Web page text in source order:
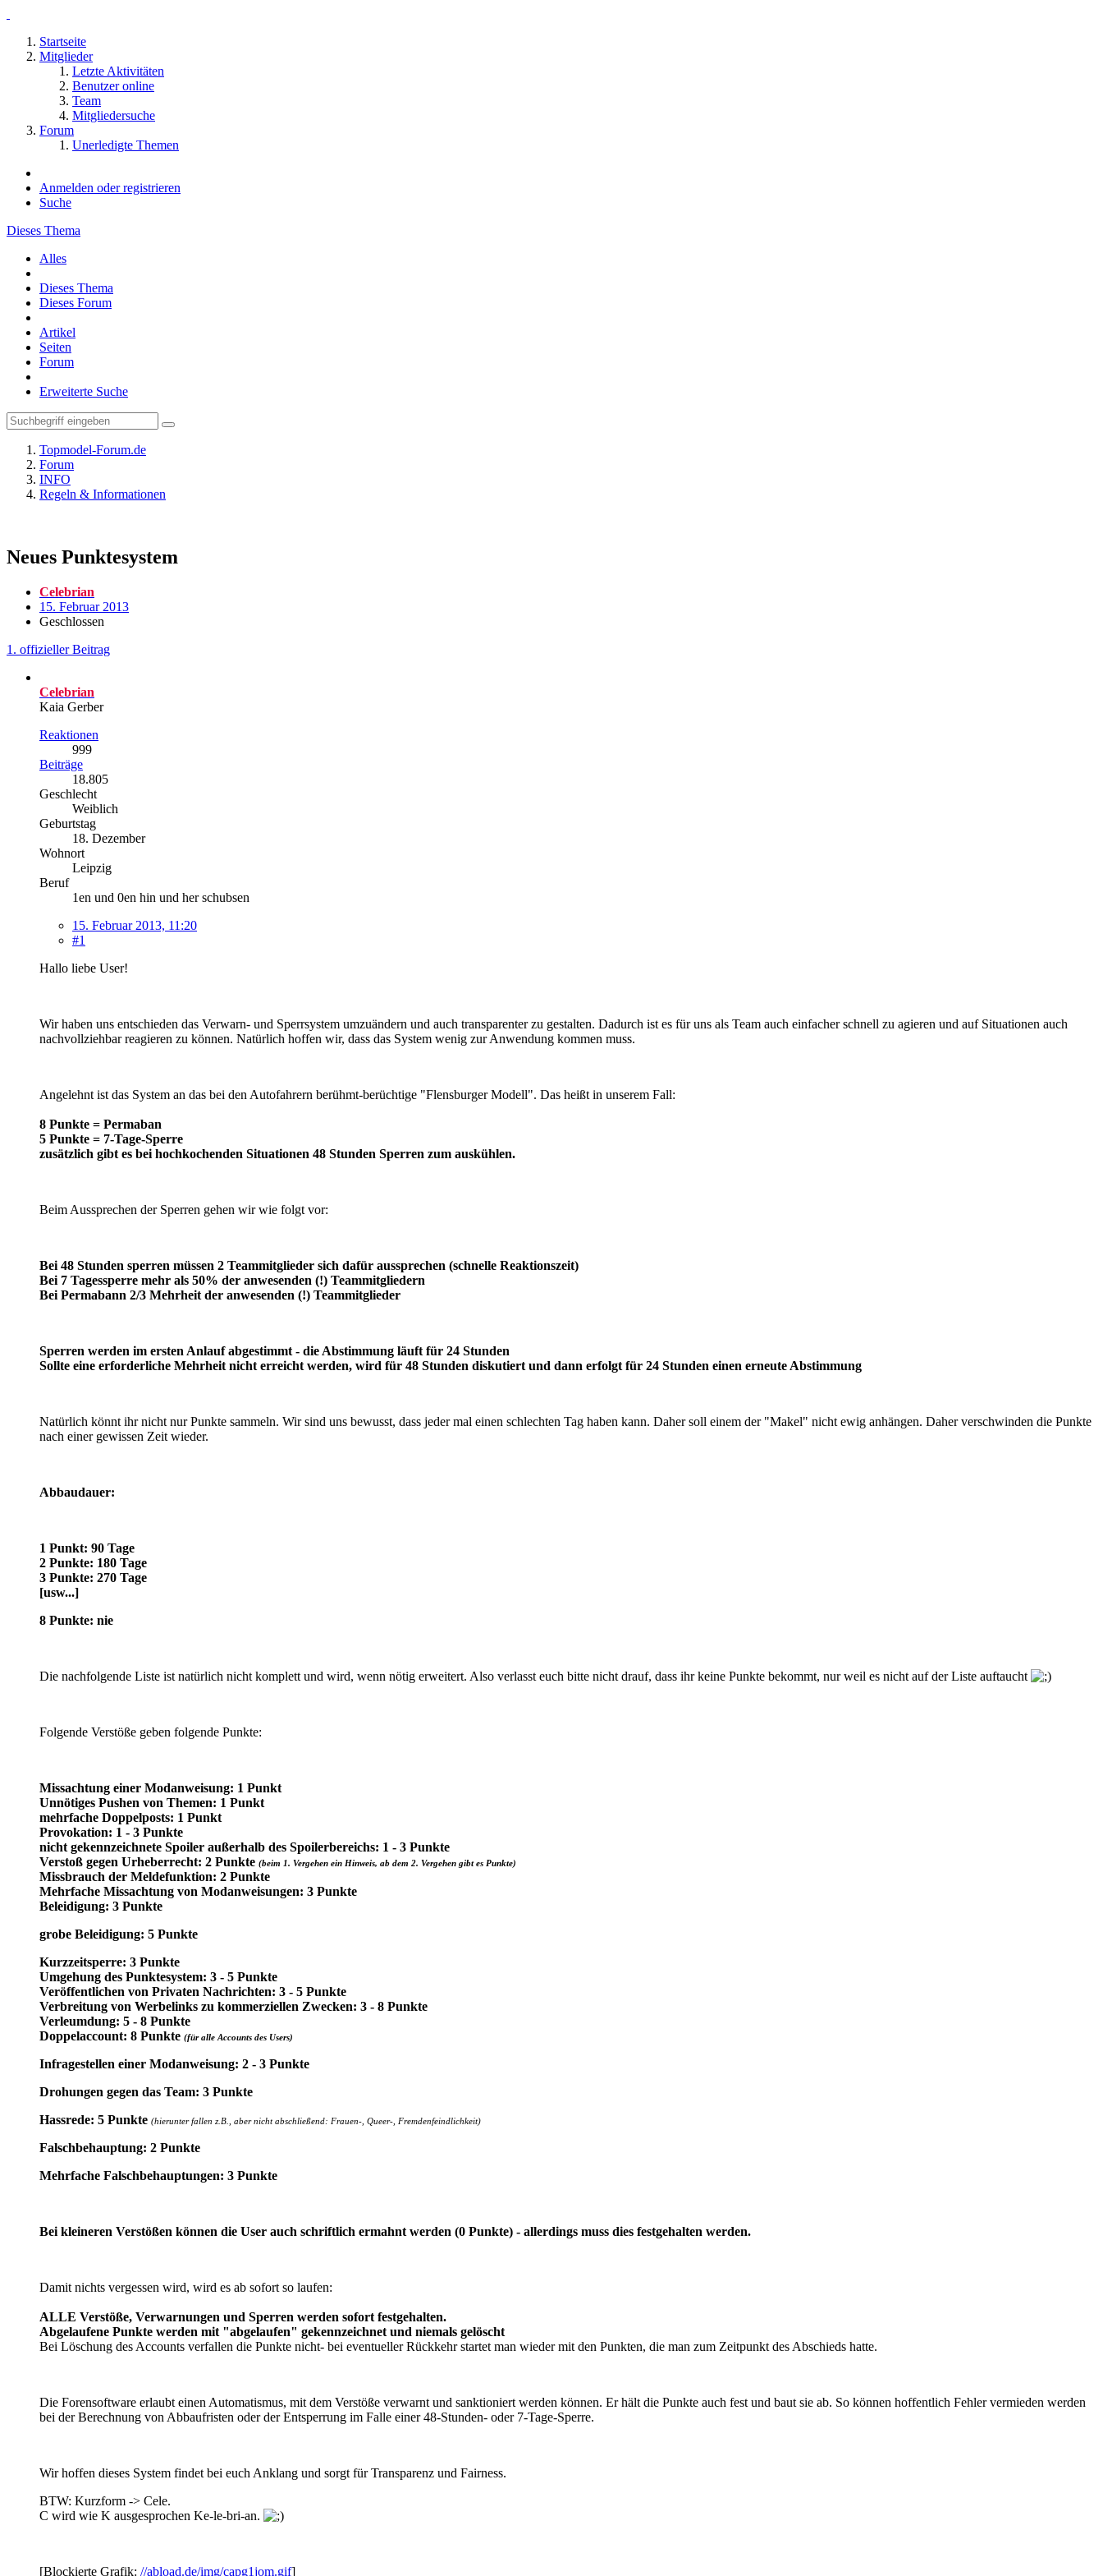
Startseite
Mitglieder
Letzte Aktivitäten
Benutzer online
Team
Mitgliedersuche
Forum
Unerledigte Themen
Anmelden oder registrieren
Suche
Dieses Thema
Alles
Dieses Thema
Dieses Forum
Artikel
Seiten
Forum
Erweiterte Suche
Topmodel-Forum.de
Forum
INFO
Regeln & Informationen
Neues Punktesystem
Celebrian
15. Februar 2013
Geschlossen
1. offizieller Beitrag
Celebrian
Kaia Gerber
Reaktionen
999
Beiträge
18.805
Geschlecht
Weiblich
Geburtstag
18. Dezember
Wohnort
Leipzig
Beruf
1en und 0en hin und her schubsen
15. Februar 2013, 11:20
#1
Hallo liebe User!
Wir haben uns entschieden das Verwarn- und Sperrsystem umzuändern und auch transparenter zu gestalten. Dadurch ist es für uns als Team auch einfacher schnell zu agieren und auf Situationen auch
nachvollziehbar reagieren zu können. Natürlich hoffen wir, dass das System wenig zur Anwendung kommen muss.
Angelehnt ist das System an das bei den Autofahrern berühmt-berüchtige "Flensburger Modell". Das heißt in unserem Fall:
8 Punkte = Permaban
5 Punkte = 7-Tage-Sperre
zusätzlich gibt es bei hochkochenden Situationen 48 Stunden Sperren zum auskühlen.
Beim Aussprechen der Sperren gehen wir wie folgt vor:
Bei 48 Stunden sperren müssen 2 Teammitglieder sich dafür aussprechen (schnelle Reaktionszeit)
Bei 7 Tagessperre mehr als 50% der anwesenden (!) Teammitgliedern
Bei Permabann 2/3 Mehrheit der anwesenden (!) Teammitglieder
Sperren werden im ersten Anlauf abgestimmt - die Abstimmung läuft für 24 Stunden
Sollte eine erforderliche Mehrheit nicht erreicht werden, wird für 48 Stunden diskutiert und dann erfolgt für 24 Stunden einen erneute Abstimmung
Natürlich könnt ihr nicht nur Punkte sammeln. Wir sind uns bewusst, dass jeder mal einen schlechten Tag haben kann. Daher soll einem der "Makel" nicht ewig anhängen. Daher verschwinden die Punkte
nach einer gewissen Zeit wieder.
Abbaudauer:
1 Punkt: 90 Tage
2 Punkte: 180 Tage
3 Punkte: 270 Tage
[usw...]
8 Punkte: nie
Die nachfolgende Liste ist natürlich nicht komplett und wird, wenn nötig erweitert. Also verlasst euch bitte nicht drauf, dass ihr keine Punkte bekommt, nur weil es nicht auf der Liste auftaucht
Folgende Verstöße geben folgende Punkte:
Missachtung einer Modanweisung: 1 Punkt
Unnötiges Pushen von Themen: 1 Punkt
mehrfache Doppelposts: 1 Punkt
Provokation: 1 - 3 Punkte
nicht gekennzeichnete Spoiler außerhalb des Spoilerbereichs: 1 - 3 Punkte
Verstoß gegen Urheberrecht: 2 Punkte (beim 1. Vergehen ein Hinweis, ab dem 2. Vergehen gibt es Punkte)
Missbrauch der Meldefunktion: 2 Punkte
Mehrfache Missachtung von Modanweisungen: 3 Punkte
Beleidigung: 3 Punkte
grobe Beleidigung: 5 Punkte
Kurzzeitsperre: 3 Punkte
Umgehung des Punktesystem: 3 - 5 Punkte
Veröffentlichen von Privaten Nachrichten: 3 - 5 Punkte
Verbreitung von Werbelinks zu kommerziellen Zwecken: 3 - 8 Punkte
Verleumdung: 5 - 8 Punkte
Doppelaccount: 8 Punkte (für alle Accounts des Users)
Infragestellen einer Modanweisung: 2 - 3 Punkte
Drohungen gegen das Team: 3 Punkte
Hassrede: 5 Punkte (hierunter fallen z.B., aber nicht abschließend: Frauen-, Queer-, Fremdenfeindlichkeit)
Falschbehauptung: 2 Punkte
Mehrfache Falschbehauptungen: 3 Punkte
Bei kleineren Verstößen können die User auch schriftlich ermahnt werden (0 Punkte) - allerdings muss dies festgehalten werden.
Damit nichts vergessen wird, wird es ab sofort so laufen:
ALLE Verstöße, Verwarnungen und Sperren werden sofort festgehalten.
Abgelaufene Punkte werden mit "abgelaufen" gekennzeichnet und niemals gelöscht
Bei Löschung des Accounts verfallen die Punkte nicht- bei eventueller Rückkehr startet man wieder mit den Punkten, die man zum Zeitpunkt des Abschieds hatte.
Die Forensoftware erlaubt einen Automatismus, mit dem Verstöße verwarnt und sanktioniert werden können. Er hält die Punkte auch fest und baut sie ab. So können hoffentlich Fehler vermieden werden
bei der Berechnung von Abbaufristen oder der Entsperrung im Falle einer 48-Stunden- oder 7-Tage-Sperre.
Wir hoffen dieses System findet bei euch Anklang und sorgt für Transparenz und Fairness.
BTW: Kurzform -> Cele.
C wird wie K ausgesprochen Ke-le-bri-an.
[Blockierte Grafik: //abload.de/img/capg1jom.gif]